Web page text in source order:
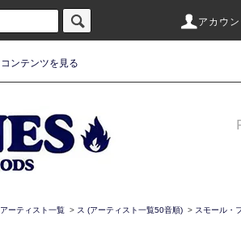
アカウン
コンテンツを見る
アーティスト一覧 > ス (アーティスト一覧50音順) > スモール・